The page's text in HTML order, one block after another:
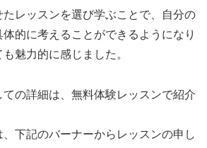
たレッスンを選び学ぶことで、自分の
的に考えることができるようになり
魅力的に感じました。
の詳細は、無料体験レッスンで紹介
下記のバーナーからレッスンの申し